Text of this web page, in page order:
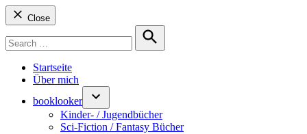
Close
for:
Search
Startseite
Über mich
booklooker
Kinder- / Jugendbücher
Sci-Fiction / Fantasy Bücher